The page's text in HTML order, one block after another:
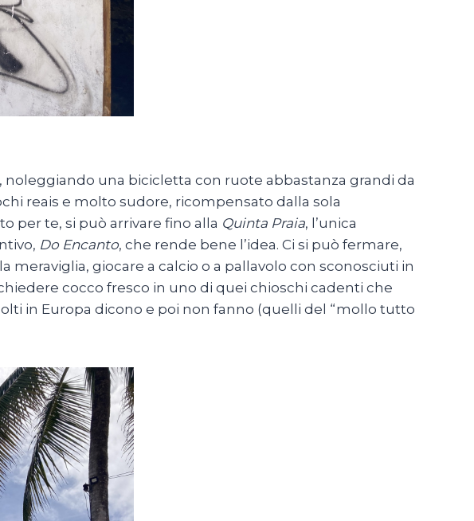
noleggiando una bicicletta con ruote abbastanza grandi da
reais e molto sudore, ricompensato dalla sola
per te, si può arrivare fino alla Quinta Praia, l’unica
Do Encanto, che rende bene l’idea. Ci si può fermare,
meraviglia, giocare a calcio o a pallavolo con sconosciuti in
cocco fresco in uno di quei chioschi cadenti che
in Europa dicono e poi non fanno (quelli del “mollo tutto